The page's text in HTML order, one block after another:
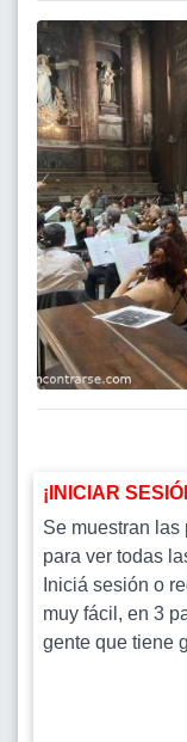
¡INICIAR
Se muestran las
para ver todas
Iniciá sesión o
muy fácil, en 3
gente que tiene